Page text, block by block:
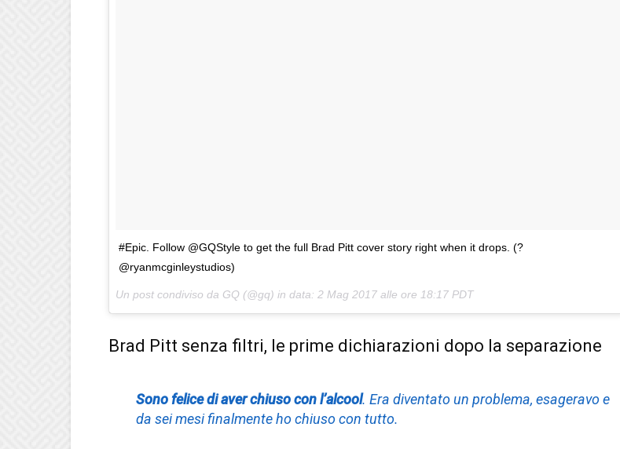
#Epic. Follow @GQStyle to get the full Brad Pitt cover story right when it drops. (?
@ryanmcginleystudios)
Un post condiviso da GQ (@gq) in data: 2 Mag 2017 alle ore 18:17 PDT
Brad Pitt senza filtri, le prime dichiarazioni dopo la separazione
Sono felice di aver chiuso con l’alcool. Era diventato un problema, esageravo e
da sei mesi finalmente ho chiuso con tutto.